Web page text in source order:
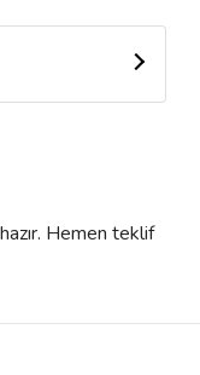
Hemen teklif